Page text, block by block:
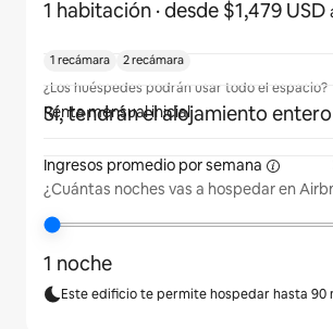
1 habitación · desde $1,479 USD
¿Los huéspedes podrán usar todo el espacio?
Sí, tendrán el alojamiento
¿Cuántas noches vas a hospedar en
1 noche
Este edificio te permite hospedar hasta 90
1 recámara 2 recámara
Renta mensual inicial
Ingresos promedio porsemana